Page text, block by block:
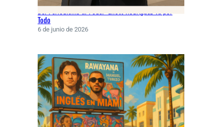
Todo
6 de junio de 2026